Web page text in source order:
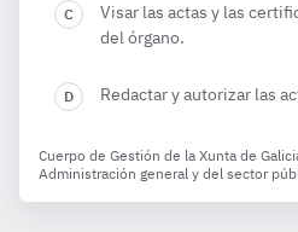
Visar las actas y las
del órgano.
Redactar y autorizar las
Cuerpo de Gestión de la Xunta de
Administración general y del sector